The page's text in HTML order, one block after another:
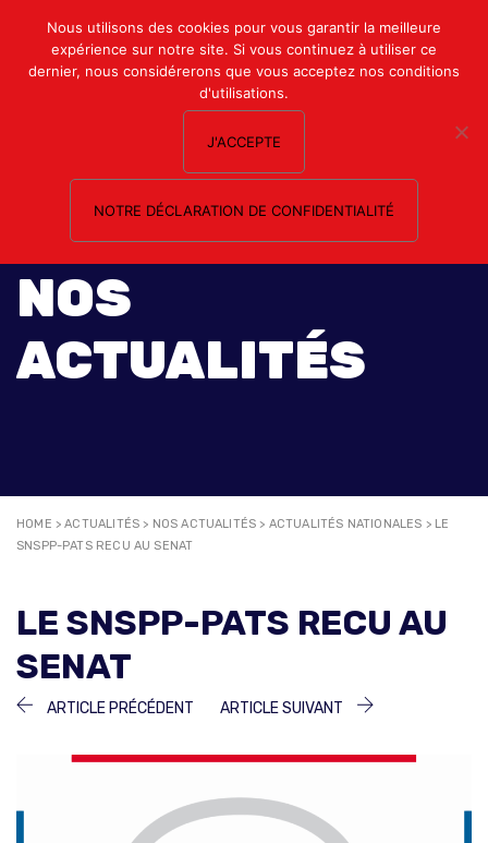
Mon compte
Nous contacter
NOS
ACTUALITÉS
HOME >ACTUALITÉS > NOS ACTUALITÉS > ACTUALITÉS NATIONALES > LE
SNSPP-PATS RECU AU SENAT
LE SNSPP-PATS RECU AU
SENAT
NAVIGATION
ARTICLE PRÉCÉDENT ARTICLE
ARTICLE SUIVANT
ARTICLE
Nous utilisons des cookies pour vous garantir la meilleure
expérience sur notre site. Si vous continuez à utiliser ce
dernier, nous considérerons que vous acceptez nos conditions
d'utilisations.
J'ACCEPTE
NOTRE DÉCLARATION DE CONFIDENTIALITÉ